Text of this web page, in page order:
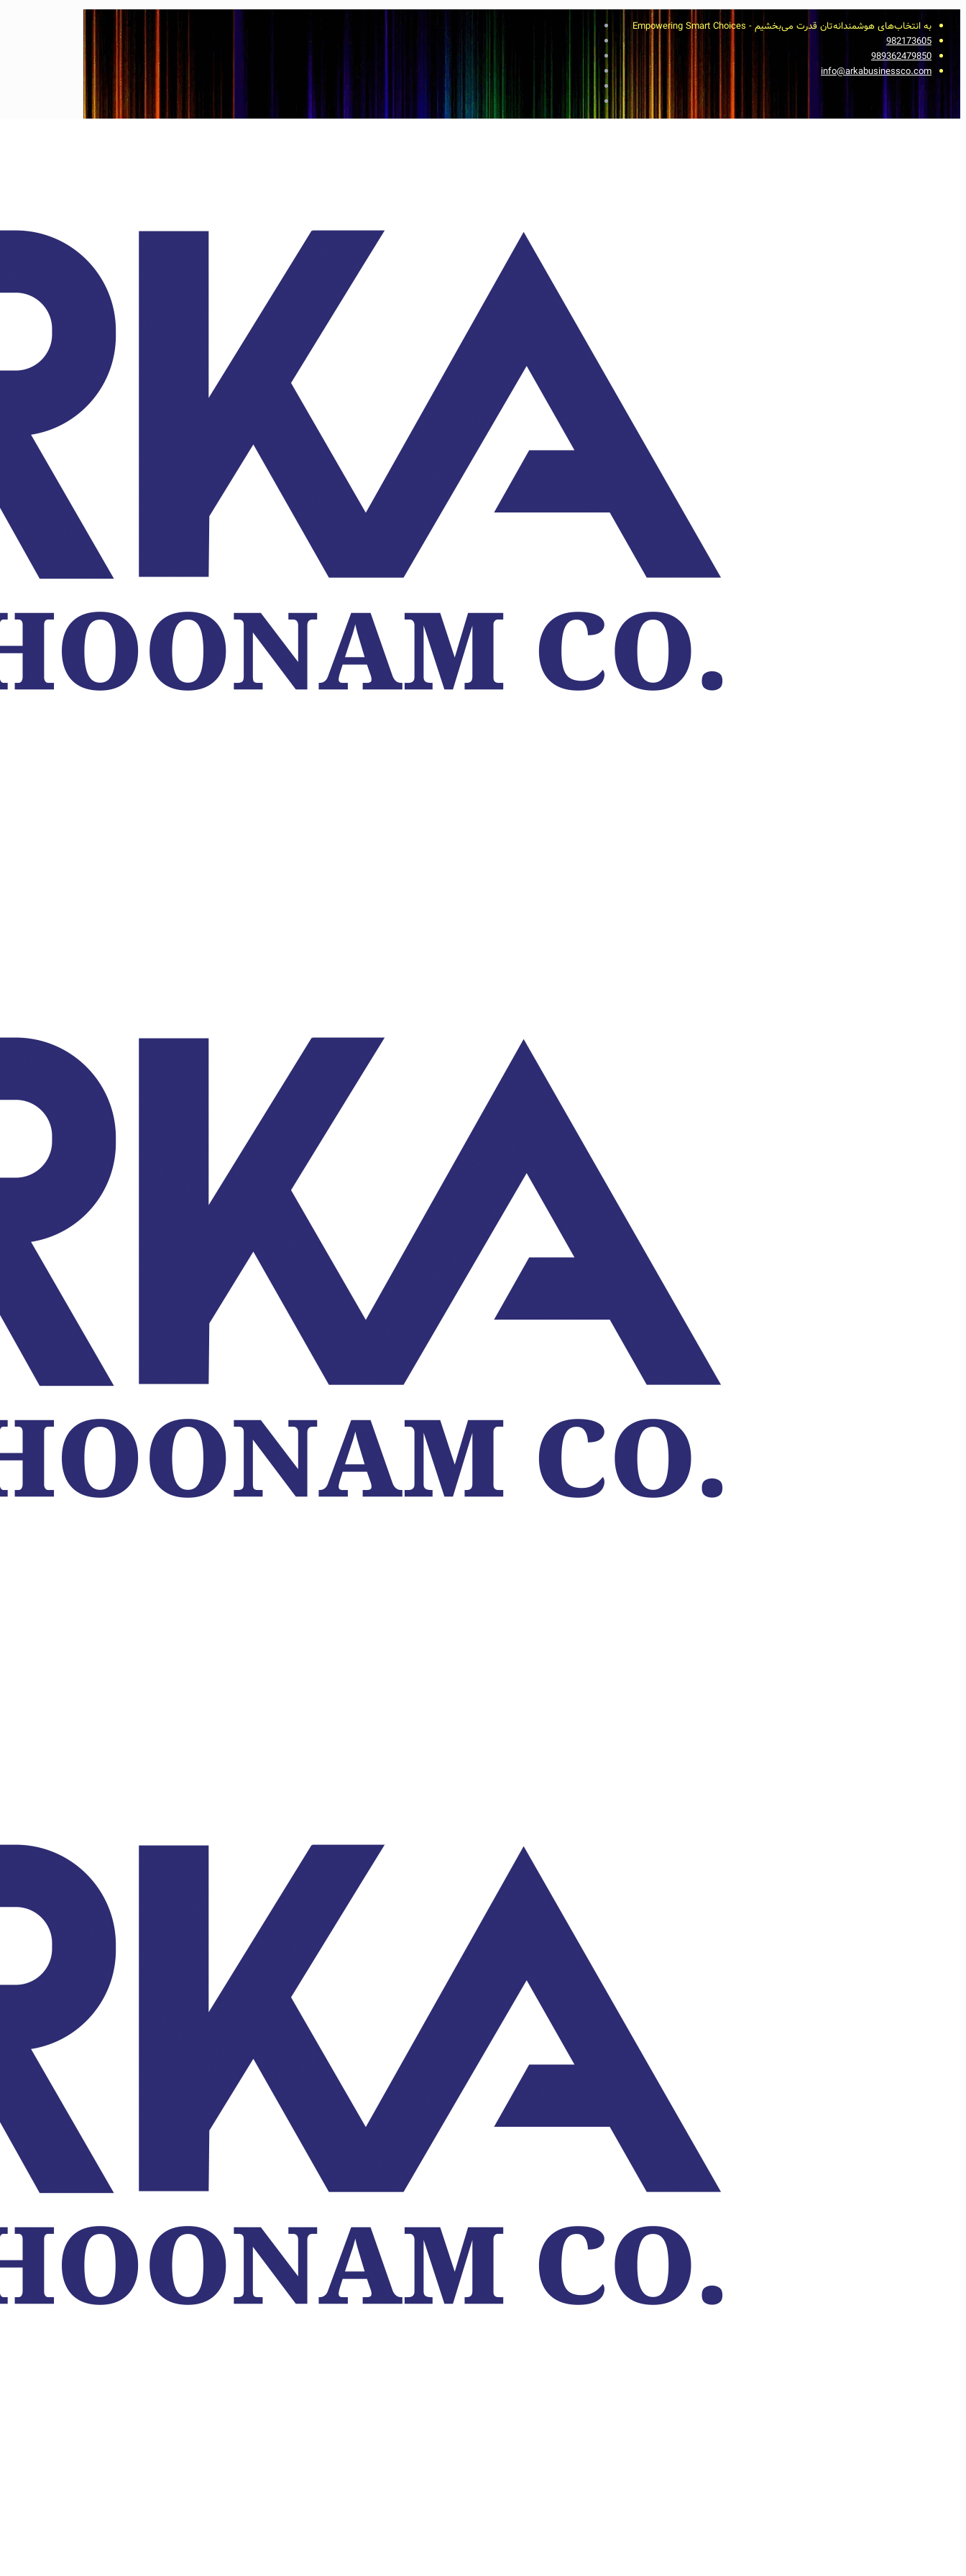
به انتخاب‌های هوشمندانه‌تان قدرت می‌بخشیم - Empowering Smart Choices
982173605
989362479850
info@arkabusinessco.com